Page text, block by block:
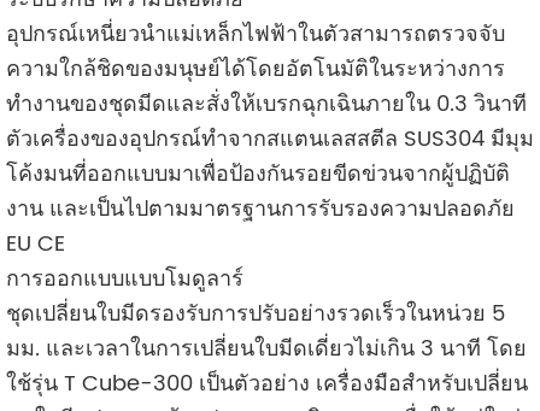
อุปกรณ์เหนี่ยวนำแม่เหล็กไฟฟ้าในตัวสามารถตรวจจับ
ความใกล้ชิดของมนุษย์ได้โดยอัตโนมัติในระหว่างการ
ทำงานของชุดมีดและสั่งให้เบรกฉุกเฉินภายใน 0.3 วินาที
ตัวเครื่องของอุปกรณ์ทำจากสแตนเลสสตีล SUS304 มีมุม
โค้งมนที่ออกแบบมาเพื่อป้องกันรอยขีดข่วนจากผู้ปฏิบัติ
งาน และเป็นไปตามมาตรฐานการรับรองความปลอดภัย
EU CE
การออกแบบแบบโมดูลาร์
ชุดเปลี่ยนใบมีดรองรับการปรับอย่างรวดเร็วในหน่วย 5
มม. และเวลาในการเปลี่ยนใบมีดเดี่ยวไม่เกิน 3 นาที โดย
ใช้รุ่น T Cube-300 เป็นตัวอย่าง เครื่องมือสำหรับเปลี่ยน